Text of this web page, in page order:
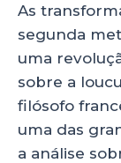
As
segunda
uma
sobre a
filósofo
uma das
a análise